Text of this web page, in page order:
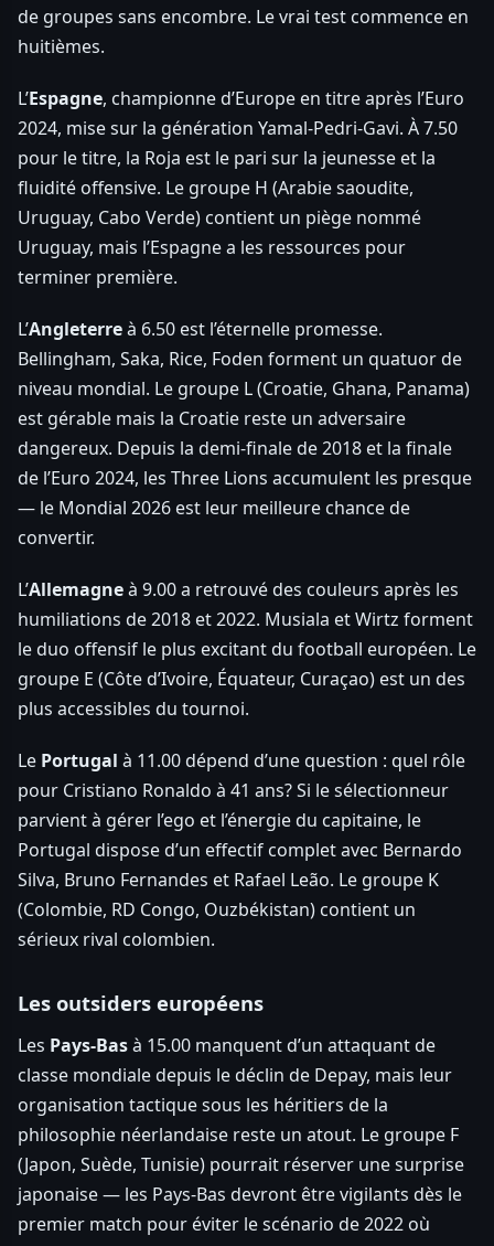
de groupes sans encombre. Le vrai test commence en
huitièmes.
L’Espagne, championne d’Europe en titre après l’Euro
2024, mise sur la génération Yamal-Pedri-Gavi. À 7.50
pour le titre, la Roja est le pari sur la jeunesse et la
fluidité offensive. Le groupe H (Arabie saoudite,
Uruguay, Cabo Verde) contient un piège nommé
Uruguay, mais l’Espagne a les ressources pour
terminer première.
L’Angleterreà 6.50 est l’éternelle promesse.
Bellingham, Saka, Rice, Foden forment un quatuor de
niveau mondial. Le groupe L (Croatie, Ghana, Panama)
est gérable mais la Croatie reste un adversaire
dangereux. Depuis la demi-finale de 2018 et la finale
de l’Euro 2024, les Three Lions accumulent les presque
— le Mondial 2026 est leur meilleure chance de
convertir.
L’Allemagneà 9.00 a retrouvé des couleurs après les
humiliations de 2018 et 2022. Musiala et Wirtz forment
le duo offensif le plus excitant du football européen. Le
groupe E (Côte d’Ivoire, Équateur, Curaçao) est un des
plus accessibles du tournoi.
Le Portugal à 11.00 dépend d’une question : quel rôle
pour Cristiano Ronaldo à 41 ans? Si le sélectionneur
parvient à gérer l’ego et l’énergie du capitaine, le
Portugal dispose d’un effectif complet avec Bernardo
Silva, Bruno Fernandes et Rafael Leão. Le groupe K
(Colombie, RD Congo, Ouzbékistan) contient un
sérieux rival colombien.
Les outsiders européens
Les Pays-Basà 15.00 manquent d’un attaquant de
classe mondiale depuis le déclin de Depay, mais leur
organisation tactique sous les héritiers de la
philosophie néerlandaise reste un atout. Le groupe F
(Japon, Suède, Tunisie) pourrait réserver une surprise
japonaise — les Pays-Bas devront être vigilants dès le
premier match pour éviter le scénario de 2022 où